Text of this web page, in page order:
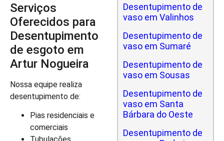
Serviços
Oferecidos para
Desentupimento
de esgoto em
Artur Nogueira
Nossa equipe realiza
desentupimento de:
Pias residenciais e
comerciais
Desentupimento de
vaso em Valinhos
Desentupimento de
vaso em Sumaré
Desentupimento de
vaso em Sousas
Desentupimento de
vaso em Santa
Bárbara do Oeste
Desentupimento de